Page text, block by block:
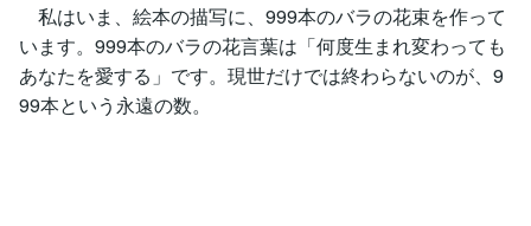
私はいま、絵本の描写に、999本のバラの花束を作って
います。999本のバラの花言葉は「何度生まれ変わっても
あなたを愛する」です。現世だけでは終わらないのが、9
99本という永遠の数。